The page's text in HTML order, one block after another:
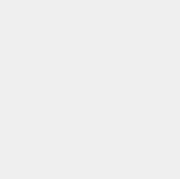
bei Bewegungsabläufen.